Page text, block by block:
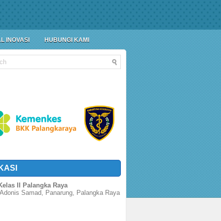
INOVASI HUBUNGI KAMI
II Palangka Raya
Samad, Panarung, Palangka Raya